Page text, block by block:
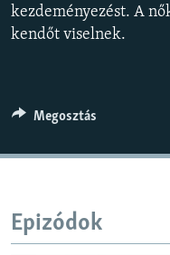
kezdeményezést. A
kendőt viselnek.
Megosztás
Epizódok